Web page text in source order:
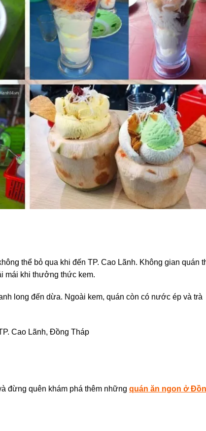
thể bỏ qua khi đến TP. Cao Lãnh. Không gian quán
mái khi thưởng thức kem.
long đến dừa. Ngoài kem, quán còn có nước ép và trà
Cao Lãnh, Đồng Tháp
đừng quên khám phá thêm những quán ăn ngon ở